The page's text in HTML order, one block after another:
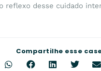
reflexo desse cuidado
Compartilhe esse